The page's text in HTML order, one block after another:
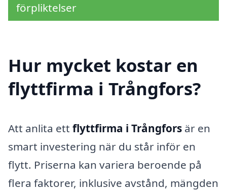
förpliktelser
Hur mycket kostar en
flyttfirma i Trångfors?
Att anlita ett flyttfirma i Trångfors är en
smart investering när du står inför en
flytt. Priserna kan variera beroende på
flera faktorer, inklusive avstånd, mängden